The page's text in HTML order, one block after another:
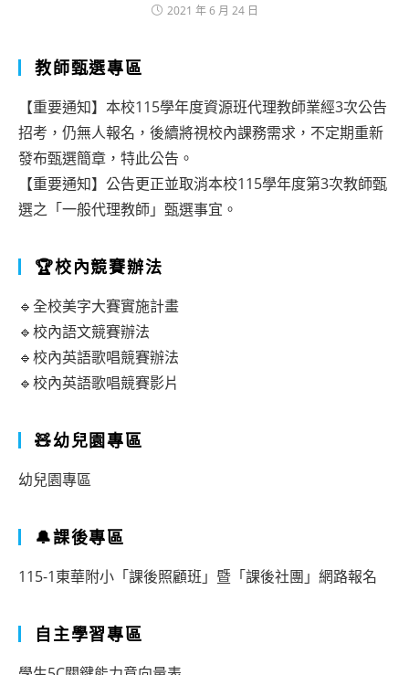
2021 年 6 月 24 日
教師甄選專區
【重要通知】本校115學年度資源班代理教師業經3次公告
招考，仍無人報名，後續將視校內課務需求，不定期重新
發布甄選簡章，特此公告。
【重要通知】公告更正並取消本校115學年度第3次教師甄
選之「一般代理教師」甄選事宜。
🏆校內競賽辦法
🔹全校美字大賽實施計畫
🔹校內語文競賽辦法
🔹校內英語歌唱競賽辦法
🔹校內英語歌唱競賽影片
🧸幼兒園專區
幼兒園專區
🔔課後專區
115-1東華附小「課後照顧班」暨「課後社團」網路報名
自主學習專區